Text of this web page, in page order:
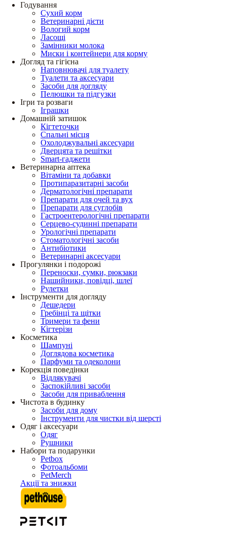
Годування
Сухий корм
Ветеринарні дієти
Вологий корм
Ласощі
Замінники молока
Миски і контейнери для корму
Догляд та гігієна
Наповнювачі для туалету
Туалети та аксесуари
Засоби для догляду
Пелюшки та підгузки
Ігри та розваги
Іграшки
Домашній затишок
Кігтеточки
Спальні місця
Охолоджувальні аксесуари
Дверцята та решітки
Smart-гаджети
Ветеринарна аптека
Вітаміни та добавки
Протипаразитарні засоби
Дерматологічні препарати
Препарати для очей та вух
Препарати для суглобів
Гастроентерологічні препарати
Серцево-судинні препарати
Урологічні препарати
Стоматологічні засоби
Антибіотики
Ветеринарні аксесуари
Прогулянки і подорожі
Переноски, сумки, рюкзаки
Нашийники, повідці, шлеї
Рулетки
Інструменти для догляду
Дешедери
Гребінці та щітки
Тримери та фени
Кігтерізи
Косметика
Шампуні
Доглядова косметика
Парфуми та одеколони
Корекція поведінки
Відлякувачі
Заспокійливі засоби
Засоби для приваблення
Чистота в будинку
Засоби для дому
Інструменти для чистки від шерсті
Одяг і аксесуари
Одяг
Рушники
Набори та подарунки
Petbox
Фотоальбоми
PetMerch
Акції та знижки